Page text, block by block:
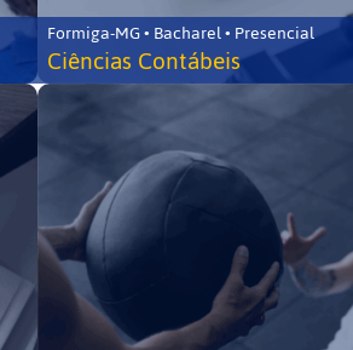
Formiga-MG • Bacharel • Presencial
Ciências Contábeis